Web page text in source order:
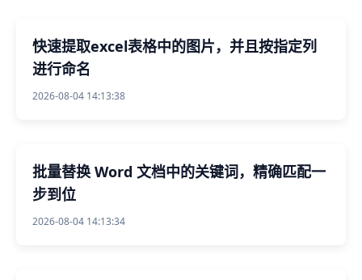
快速提取excel表格中的图片，并且按指定列
进行命名
2026-08-04 14:13:38
批量替换 Word 文档中的关键词，精确匹配一
步到位
2026-08-04 14:13:34